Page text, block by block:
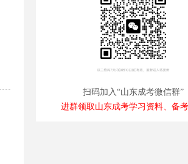
扫码加入“山东成考微信群”
进群领取山东成考学习资料、备